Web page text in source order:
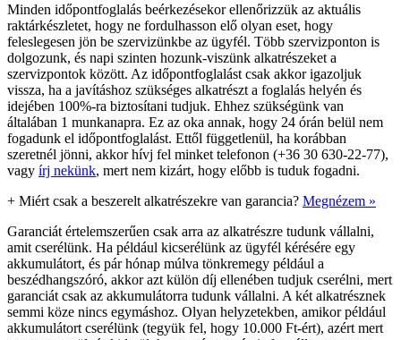
Minden időpontfoglalás beérkezésekor ellenőrizzük az aktuális
raktárkészletet, hogy ne fordulhasson elő olyan eset, hogy
feleslegesen jön be szervizünkbe az ügyfél. Több szervizponton is
dolgozunk, és napi szinten hozunk-viszünk alkatrészeket a
szervizpontok között. Az időpontfoglalást csak akkor igazoljuk
vissza, ha a javításhoz szükséges alkatrészt a foglalás helyén és
idejében 100%-ra biztosítani tudjuk. Ehhez szükségünk van
általában 1 munkanapra. Ez az oka annak, hogy 24 órán belül nem
fogadunk el időpontfoglalást. Ettől függetlenül, ha korábban
szeretnél jönni, akkor hívj fel minket telefonon (+36 30 630-22-77),
vagy írj nekünk, mert nem kizárt, hogy előbb is tuduk fogadni.
+ Miért csak a beszerelt alkatrészekre van garancia? Megnézem »
Garanciát értelemszerűen csak arra az alkatrészre tudunk vállalni,
amit cserélünk. Ha például kicserélünk az ügyfél kérésére egy
akkumulátort, és pár hónap múlva tönkremegy például a
beszédhangszóró, akkor azt külön díj ellenében tudjuk cserélni, mert
garanciát csak az akkumulátorra tudunk vállalni. A két alkatrésznek
semmi köze nincs egymáshoz. Olyan helyzetekben, amikor például
akkumulátort cserélünk (tegyük fel, hogy 10.000 Ft-ért), azért mert